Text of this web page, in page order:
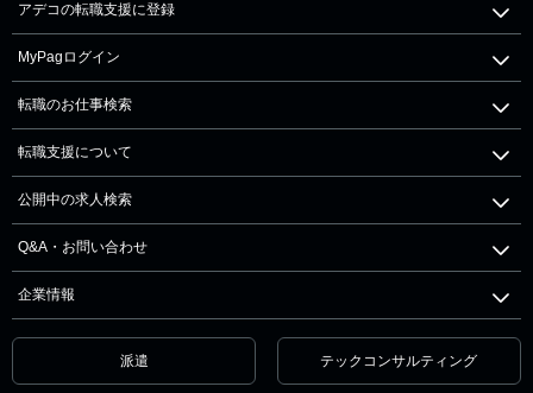
アデコの転職支援に登録
MyPagログイン
転職のお仕事検索
転職支援について
公開中の求人検索
Q&A・お問い合わせ
企業情報
派遣 テックコンサルティング